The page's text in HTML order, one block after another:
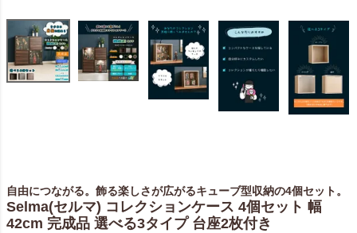
自由につながる。飾る楽しさが広がるキューブ型収納の4個セット。
Selma(セルマ) コレクションケース 4個セット 幅
42cm 完成品 選べる3タイプ 台座2枚付き